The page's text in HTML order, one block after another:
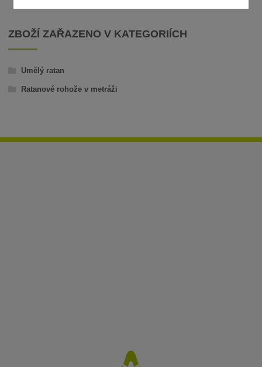
ZBOŽÍ ZAŘAZENO V KATEGORIÍCH
Umělý ratan
Ratanové rohože v metráži